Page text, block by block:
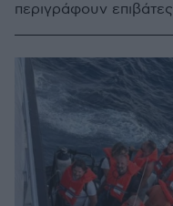
περιγράφουν επιβάτες